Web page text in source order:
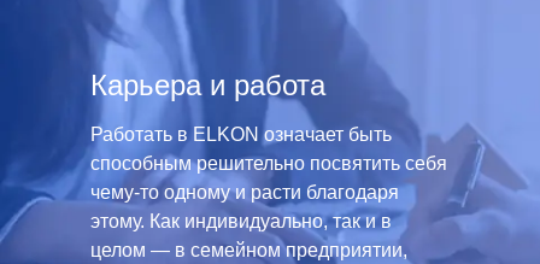
Карьера и работа
Работать в ELKON означает быть
способным решительно посвятить себя
чему-то одному и расти благодаря
этому. Как индивидуально, так и в
целом — в семейном предприятии,